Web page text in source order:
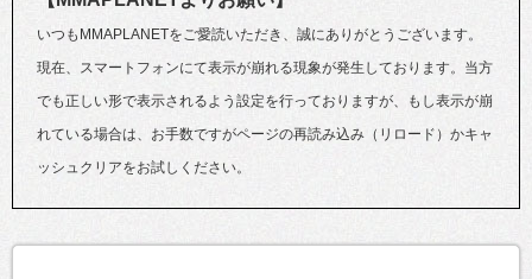
いつもMMAPLANETをご愛読いただき、誠にありがとうございます。
現在、スマートフォンにて表示が崩れる現象が発生しております。当方
でも正しい形で表示されるよう設定を行っておりますが、もし表示が崩
れている場合は、お手数ですがページの再読み込み（リロード）かキャ
ッシュクリアをお試しください。